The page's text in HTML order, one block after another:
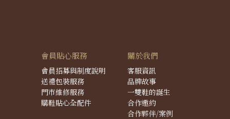
會員貼心服務
會員招募與制度說明
送禮包裝服務
門市維修服務
購鞋貼心全配件
關於我們
客服資訊
品牌故事
一雙鞋的誕生
合作邀約
合作夥伴/案例